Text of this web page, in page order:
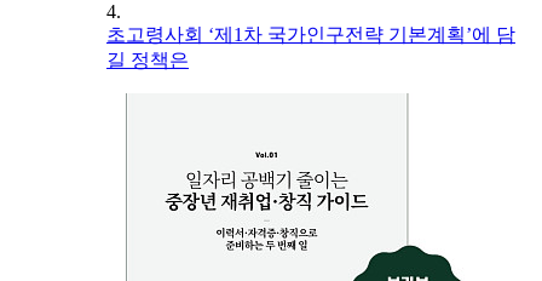
4.
초고령사회 ‘제1차 국가인구전략 기본계획’에 담
길 정책은